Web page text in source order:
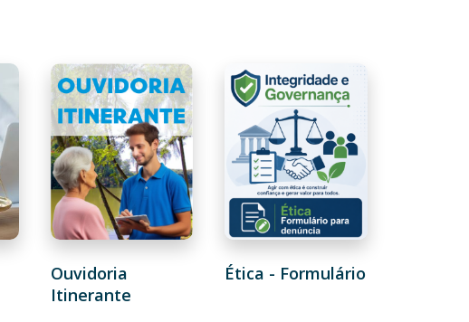
Ouvidoria
Itinerante
Ética - Formulário